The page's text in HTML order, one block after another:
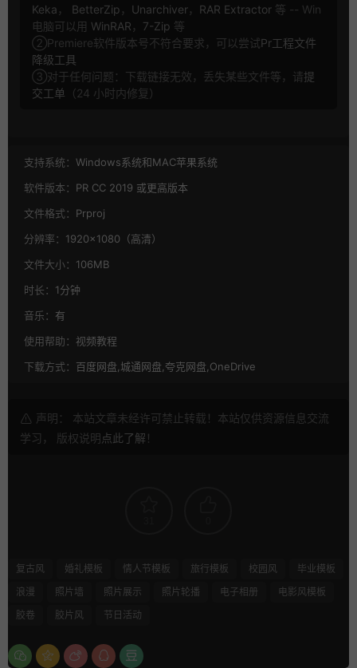
Keka ， BetterZip ， Unarchiver， RAR Extractor 等 -- Win
电脑可以用 WinRAR ， 7-Zip 等
②Premiere软件版本号不符合要求，可以尝试Pr工程文件
降级工具
③对于任何问题：下载链接无效，丢失某些文件等，请提
交工单 （24 小时内修复）
支持系统： Windows系统和MAC苹果系统
软件版本： PR CC 2019 或更高版本
文件格式： Prproj
分辨率： 1920×1080（高清）
文件大小： 106MB
时长： 1分钟
音乐： 有
使用帮助： 视频教程
下载方式： 百度网盘,城通网盘,夸克网盘,OneDrive
声明： 本站文章未经许可禁止转载！本站仅供资源信息交流
学习， 版权说明点此了解 ！
复古风 婚礼模板 情人节模板 旅行模板 校园风
毕业模板
浪漫
照片墙 照片展示 照片轮播 电子相册
电影风模板
胶卷
胶片风 节日活动